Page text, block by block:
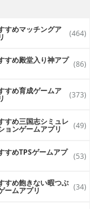
すめマッチングア (464)
すめ殿堂入り神アプ (86)
すめ育成ゲームア (373)
すめ三国志シミュレ
ョンゲームアプリ (49)
すめTPSゲームアプ (53)
すめ飽きない暇つぶ
ームアプリ (34)